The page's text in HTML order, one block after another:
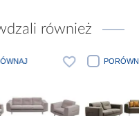
również
PORÓWNAJ